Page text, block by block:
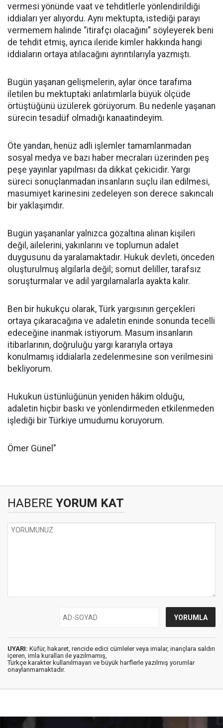
vermesi yönünde vaat ve tehditlerle yönlendirildiği
iddiaları yer alıyordu. Aynı mektupta, istediği parayı
vermemem halinde “itirafçı olacağını” söyleyerek beni
de tehdit etmiş, ayrıca ileride kimler hakkında hangi
iddiaların ortaya atılacağını ayrıntılarıyla yazmıştı.
Bugün yaşanan gelişmelerin, aylar önce tarafıma
iletilen bu mektuptaki anlatımlarla büyük ölçüde
örtüştüğünü üzülerek görüyorum. Bu nedenle yaşanan
sürecin tesadüf olmadığı kanaatindeyim.
Öte yandan, henüz adli işlemler tamamlanmadan
sosyal medya ve bazı haber mecraları üzerinden peş
peşe yayınlar yapılması da dikkat çekicidir. Yargı
süreci sonuçlanmadan insanların suçlu ilan edilmesi,
masumiyet karinesini zedeleyen son derece sakıncalı
bir yaklaşımdır.
Bugün yaşananlar yalnızca gözaltına alınan kişileri
değil, ailelerini, yakınlarını ve toplumun adalet
duygusunu da yaralamaktadır. Hukuk devleti, önceden
oluşturulmuş algılarla değil; somut deliller, tarafsız
soruşturmalar ve adil yargılamalarla ayakta kalır.
Ben bir hukukçu olarak, Türk yargısının gerçekleri
ortaya çıkaracağına ve adaletin eninde sonunda tecelli
edeceğine inanmak istiyorum. Masum insanların
itibarlarının, doğruluğu yargı kararıyla ortaya
konulmamış iddialarla zedelenmesine son verilmesini
bekliyorum.
Hukukun üstünlüğünün yeniden hâkim olduğu,
adaletin hiçbir baskı ve yönlendirmeden etkilenmeden
işlediği bir Türkiye umudumu koruyorum.
Ömer Günel"
HABERE YORUM KAT
UYARI: Küfür, hakaret, rencide edici cümleler veya imalar, inançlara saldırı
içeren, imla kuralları ile yazılmamış,
Türkçe karakter kullanılmayan ve büyük harflerle yazılmış yorumlar
onaylanmamaktadır.